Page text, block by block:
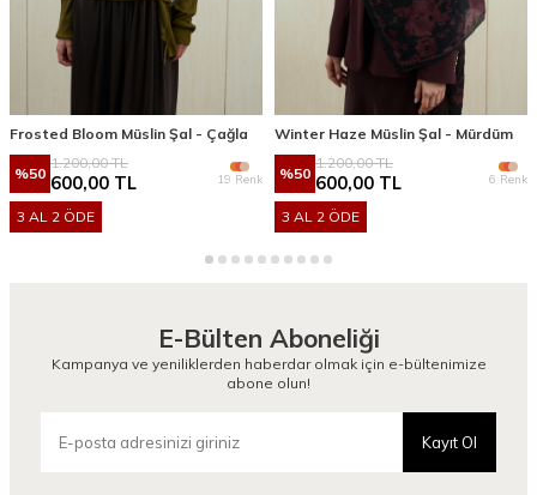
Frosted Bloom Müslin Şal - Çağla
%50
1.200,00TL
600,00 TL 19 Renk
3 AL 2 ÖDE
Winter Haze Müslin Şal - Mürdüm
%50
1.200,00TL
600,00 TL 6 Renk
3 AL 2 ÖDE
E-Bülten Aboneliği
Kampanya ve yeniliklerden haberdar olmak için e-bültenimize
abone olun!
Kayıt Ol